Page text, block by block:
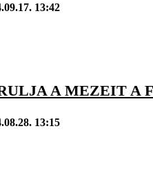
13:42
A MEZEIT A
13:15